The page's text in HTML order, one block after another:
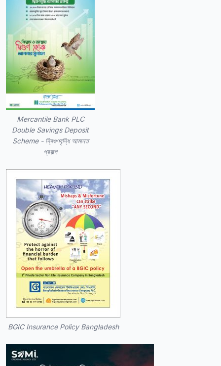
Mercantile Bank PLC
Double Savings Deposit
Scheme - দ্বিগুণবৃদ্ধি আমানত
প্রকল্প
BGIC Insurance Policy Bangladesh